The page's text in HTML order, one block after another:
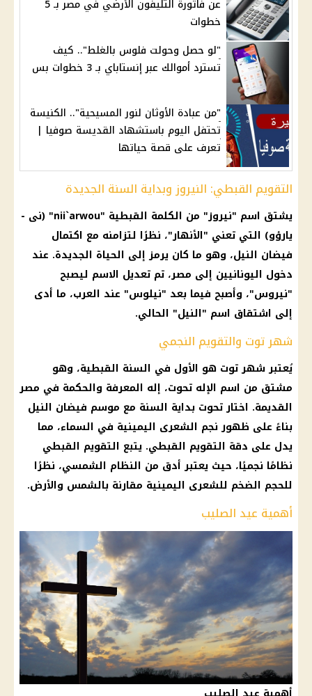
عن فاتورة التليفون الأرضي في مصر بـ 5
خطوات
"لو حصل وحولت فلوس بالغلط".. كيف
تسترد أموالك عبر إنستاباي بـ 3 خطوات بس
"من عبادة الأوثان لنور المسيحية".. الكنيسة
تحتفل اليوم باستشهاد القديسة صوفيا |
تعرف على قصة حياتها
التقويم القبطي: النيروز وبداية السنة الجديدة
يشتق اسم "نيروز" من الكلمة القبطية "nii`arwou" (نى -
يارؤو) التي تعني "الأنهار"، نظرًا لتزامنه مع اكتمال
فيضان النيل، وهو ما كان يرمز إلى الحياة الجديدة. عند
دخول اليونانيين إلى مصر، تم تعديل الاسم ليصبح
"نيروس"، وأصبح فيما بعد "نيلوس" عند العرب، ما أدى
إلى اشتقاق اسم "النيل" الحالي.
شهر توت والتقويم النجمي
يُعتبر شهر توت هو الأول في السنة القبطية، وهو
مشتق من اسم الإله تحوت، إله المعرفة والحكمة في مصر
القديمة. اختار تحوت بداية السنة مع موسم فيضان النيل
بناءً على ظهور نجم الشعرى اليمينية في السماء، مما
يدل على دقة التقويم القبطي. يتبع التقويم القبطي
نظامًا نجميًا، حيث يعتبر أدق من النظام الشمسي، نظرًا
للحجم الضخم للشعرى اليمينية مقارنة بالشمس والأرض.
أهمية عيد الصليب